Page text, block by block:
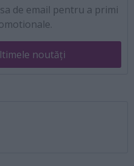
de email pentru a primi
noutăți